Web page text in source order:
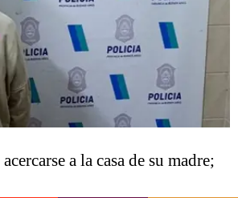
a la casa de su madre;